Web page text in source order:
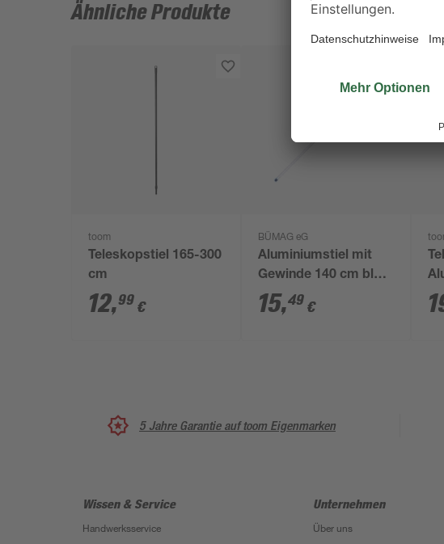
Ähnliche Produkte
toom
Teleskopstiel 165-300
cm
12,99 €
BÜMAG eG
Aluminiumstiel mit
Gewinde 140 cm blau
aluminiumfarben
15,49 €
5 Jahre Garantie auf toom Eigenmarken
Wissen & Service
Handwerksservice
Unternehmen
Über uns